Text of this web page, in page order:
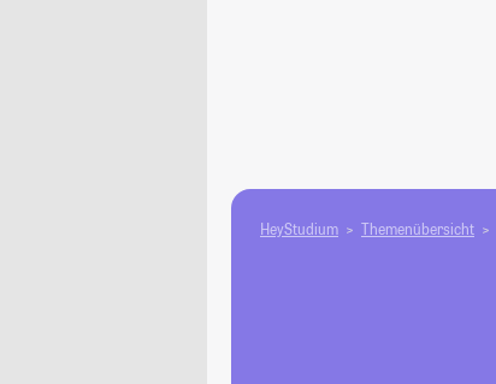
HeyStudium Themenübersicht